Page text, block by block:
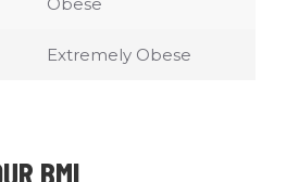
Obese
Extremely Obese
BMI